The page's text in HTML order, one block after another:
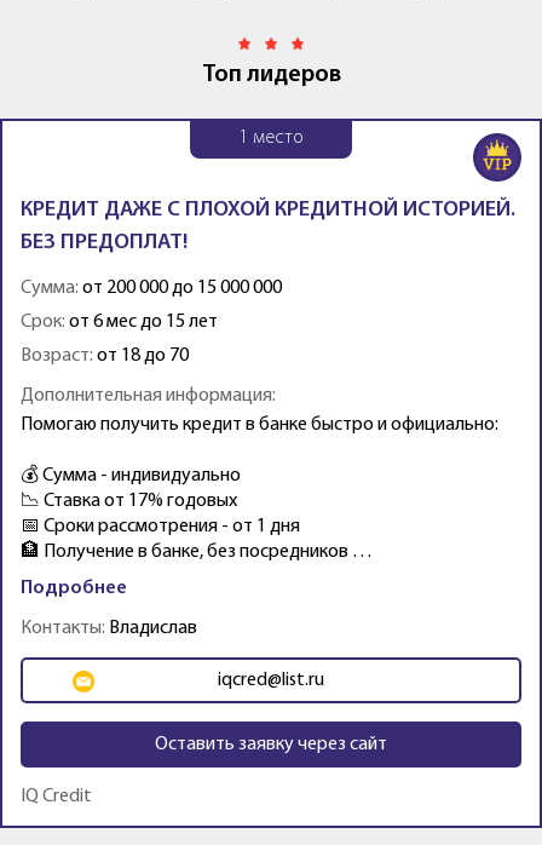
Топ лидеров
1 место
КРЕДИТ ДАЖЕ С ПЛОХОЙ КРЕДИТНОЙ ИСТОРИЕЙ.
БЕЗ ПРЕДОПЛАТ!
Сумма: от 200 000 до 15 000 000
Срок: от 6 мес до 15 лет
Возраст: от 18 до 70
Дополнительная информация:
Помогаю получить кредит в банке быстро и официально:
💰 Сумма - индивидуально
📉 Ставка от 17% годовых
📅 Сроки рассмотрения - от 1 дня
🏦 Получение в банке, без посредников …
Подробнее
Контакты: Владислав
iqcred@list.ru
Оставить заявку через сайт
IQ Credit